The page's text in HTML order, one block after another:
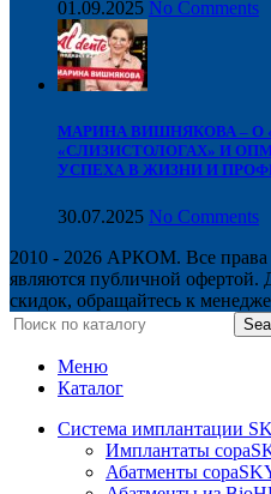
01.09.2025 No Comments
МАРИНА ВИШНЯКОВА – О
«СЛИЗИСТОЛОГАХ» И
УСПЕХА В ЖИЗНИ И
30.07.2025 No Comments
2010 - 2026 АРКОМ. Все
являются публичной офертой.
скидок, обращайтесь к
Меню
Каталог
Система имплантации
Имплантаты
Абатменты